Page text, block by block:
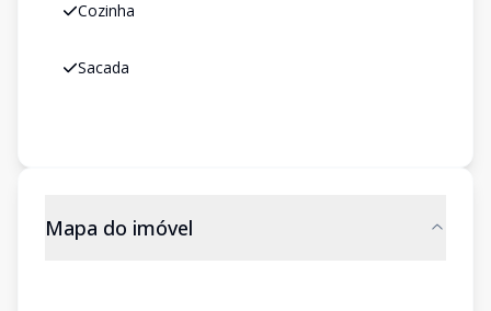
Cozinha
Sacada
Mapa do imóvel